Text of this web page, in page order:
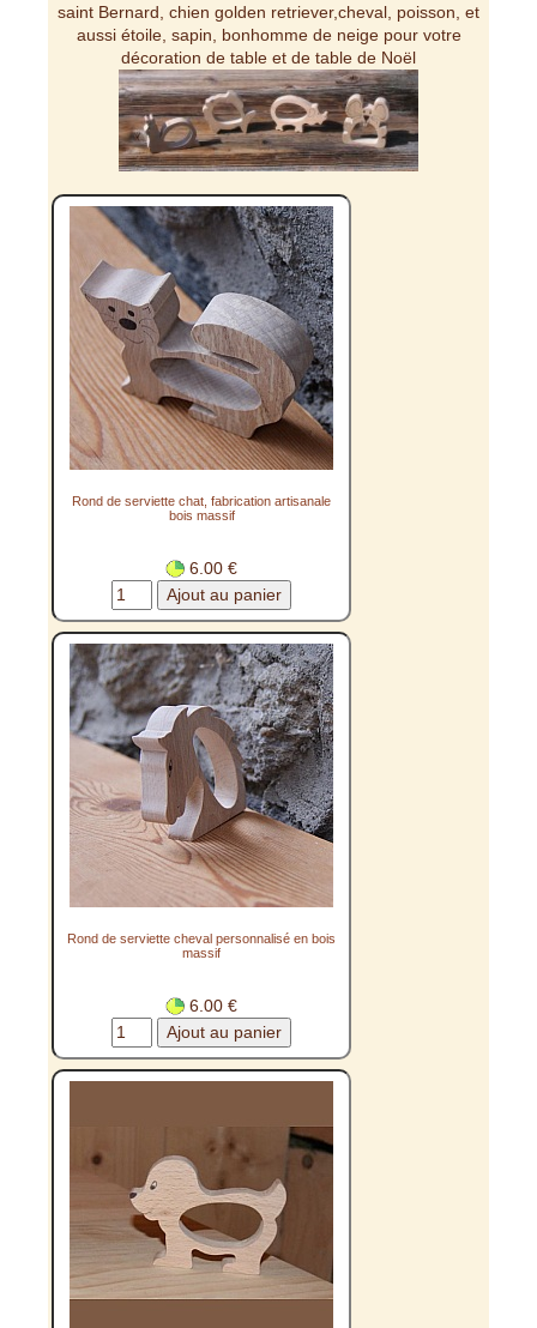
saint Bernard, chien golden retriever,cheval, poisson, et
aussi étoile, sapin, bonhomme de neige pour votre
décoration de table et de table de Noël
Rond de serviette chat, fabrication artisanale
bois massif
6.00 €
Rond de serviette cheval personnalisé en bois
massif
6.00 €